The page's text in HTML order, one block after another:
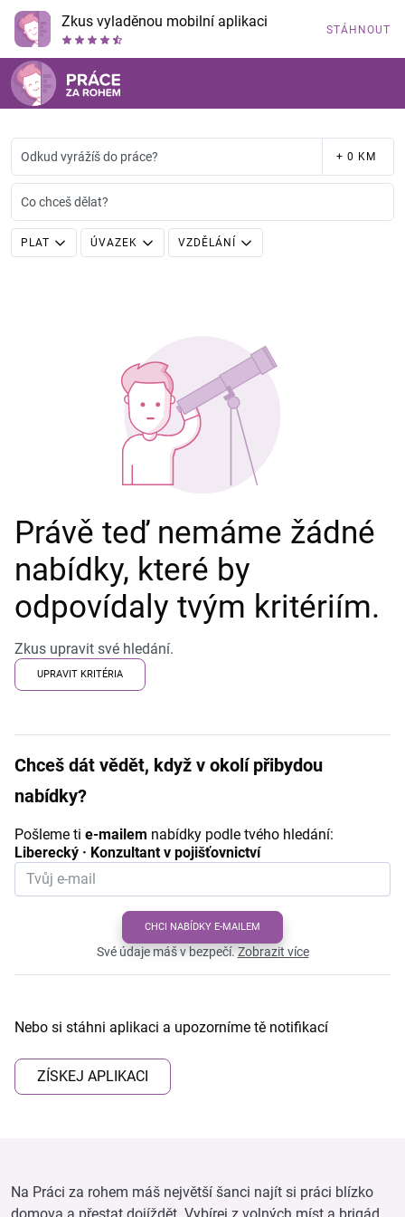
Zkus vyladěnou mobilní aplikaci STÁHNOUT
Odkud vyrážíš do práce? + 0 KM
Co chceš dělat?
PLAT ÚVAZEK VZDĚLÁNÍ
Právě teď nemáme žádné
nabídky, které by
odpovídaly tvým kritériím.
Zkus upravit své hledání.
UPRAVIT KRITÉRIA
Chceš dát vědět, když v okolí přibydou
nabídky?
Pošleme ti e-mailem nabídky podle tvého hledání:
Liberecký · Konzultant v pojišťovnictví
CHCI NABÍDKY E-MAILEM
Své údaje máš v bezpečí.Zobrazit více
Nebo si stáhni aplikaci a upozorníme tě notifikací
ZÍSKEJ APLIKACI
Na Práci za rohem máš největší šanci najít si práci blízko
domova a přestat dojíždět. Vybírej z volných míst a brigád